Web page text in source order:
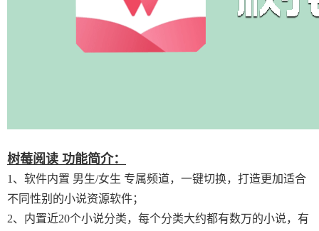
树莓阅读 功能简介：
1、软件内置 男生/女生 专属频道，一键切换，打造更加适合
不同性别的小说资源软件；
2、内置近20个小说分类，每个分类大约都有数万的小说，有